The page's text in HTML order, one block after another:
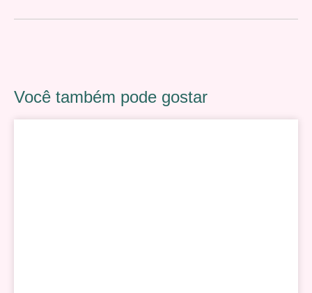
Você também pode gostar